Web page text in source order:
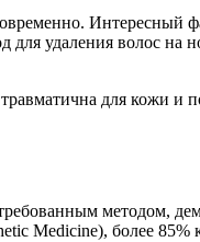
Интересный
удаления волос на
для кожи и
методом,
Medicine), более 85%